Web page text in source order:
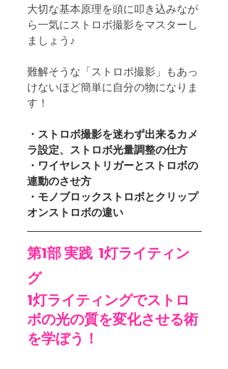
大切な基本原理を頭に叩き込みなが
ら一気にストロボ撮影をマスターし
ましょう♪
難解そうな「ストロボ撮影」もあっ
けないほど簡単に自分の物になりま
す！
・ストロボ撮影を迷わず出来るカメ
ラ設定、ストロボ光量調整の仕方
・ワイヤレストリガーとストロボの
連動のさせ方
・モノブロックストロボとクリップ
オンストロボの違い
第1部 実践  1灯ライティン
グ
1灯ライティングでストロ
ボの光の質を変化させる術
を学ぼう！